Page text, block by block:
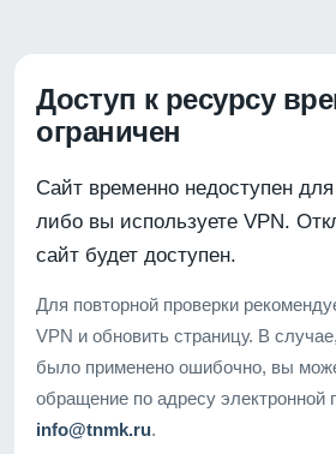
Доступ к ресурсу
ограничен
Сайт временно недоступен
либо вы используете VPN.
сайт будет доступен.
Для повторной проверки
VPN и обновить страницу. В
было применено ошибочно, вы
обращение по адресу электронной
info@tnmk.ru.